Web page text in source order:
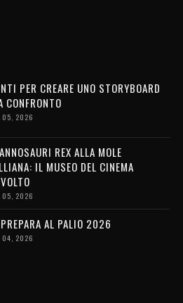
PER CREARE UNO STORYBOARD
CONFRONTO
05, 2026
REX ALLA MOLE
IL MUSEO DEL CINEMA
05, 2026
AL PALIO 2026
04, 2026